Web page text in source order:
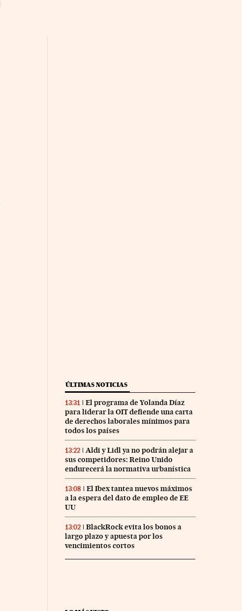
ÚLTIMAS NOTICIAS
13:31
El programa de Yolanda Díaz
para liderar la OIT defiende una carta
de derechos laborales mínimos para
todos los países
13:22
Aldi y Lidl ya no podrán alejar a
sus competidores: Reino Unido
endurecerá la normativa urbanística
13:08
El Ibex tantea nuevos máximos
a la espera del dato de empleo de EE
UU
13:02
BlackRock evita los bonos a
largo plazo y apuesta por los
vencimientos cortos